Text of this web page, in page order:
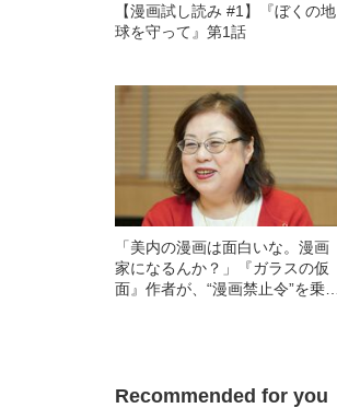
【漫画試し読み #1】『ぼくの地
球を守って』第1話
「美内の漫画は面白いな。漫画
家になるんか？」『ガラスの仮
面』作者が、“漫画禁止令”を乗り
Recommended for you